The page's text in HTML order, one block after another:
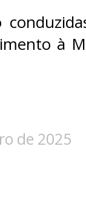
à
de 2025